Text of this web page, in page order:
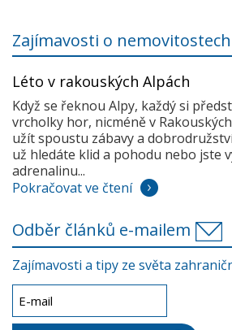
Zajímavosti o
Léto v rakouských Alpách
Když se řeknou Alpy, každý si
vrcholky hor, nicméně v
užít spoustu zábavy a
už hledáte klid a pohodu nebo jste
adrenalinu...
Pokračovat ve čtení
Odběr článků e-mailem
Zajímavosti a tipy ze světa